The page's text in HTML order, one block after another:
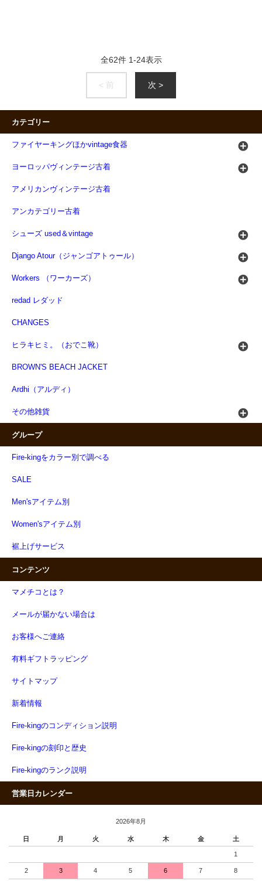
全62件 1-24表示
< 前 次 >
カテゴリー
ファイヤーキングほかvintage食器
ヨーロッパヴィンテージ古着
アメリカンヴィンテージ古着
アンカテゴリー古着
シューズ used＆vintage
Django Atour（ジャンゴアトゥール）
Workers （ワーカーズ）
redad レダッド
CHANGES
ヒラキヒミ。（おでこ靴）
BROWN'S BEACH JACKET
Ardhi（アルディ）
その他雑貨
グループ
Fire-kingをカラー別で調べる
SALE
Men'sアイテム別
Women'sアイテム別
裾上げサービス
コンテンツ
マメチコとは？
メールが届かない場合は
お客様へご連絡
有料ギフトラッピング
サイトマップ
新着情報
Fire-kingのコンディション説明
Fire-kingの刻印と歴史
Fire-kingのランク説明
営業日カレンダー
2026年8月
日 月 火 水 木 金 土
1
2 3 4 5 6 7 8